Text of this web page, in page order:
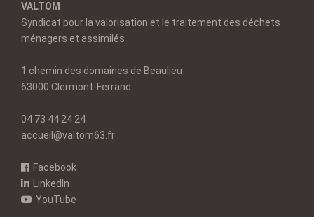
VALTOM
Syndicat pour la valorisation et le traitement des déchets
ménagers et assimilés
1 chemin des domaines de Beaulieu
63000 Clermont-Ferrand
04 73 44 24 24
accueil@valtom63.fr
Facebook
LinkedIn
YouTube